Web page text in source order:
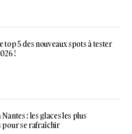
top 5 des nouveaux spots à tester
!
Nantes : les glaces les plus
pour se rafraîchir